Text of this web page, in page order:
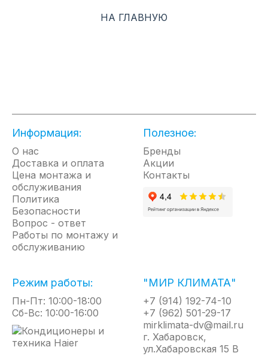
Биостеклофарфор. Это покрытие создает внутри
или фарфорового кувшина - идеальной среды
для сохранения воды чистой и свежей. Кроме
того, Биостеклофарфор выполняет функцию
защиты стенок самого бака, предохраняя их от
появления коррозии - наиболее частой
проблемы обычных водонагревателей;
Долговечность: Thermo оснащен
нагревательным элементом TitaniumHeat,
который выполнен на основе титана и
нержавеющей стали. Такое сочетание не только
его стабильность;
учетом своих индивидуальных предпочтений,
установив один из трех режимов работы;
Экономия времени: нагревательный элемент
имеет удвоенную площадь. Такое решение
помогло значительно ускорить нагрев и
НА ГЛАВНУЮ
Информация:
О нас
Доставка и оплата
Цена монтажа и
обслуживания
Политика
Безопасности
Вопрос - ответ
Работы по монтажу и
обслуживанию
Полезное:
Бренды
Акции
Контакты
Режим работы:
Пн-Пт: 10:00-18:00
Сб-Вс: 10:00-16:00
"МИР КЛИМАТА"
+7 (914) 192-74-10
+7 (962) 501-29-17
mirklimata-dv@mail.ru
г. Хабаровск,
ул.Хабаровская 15 В